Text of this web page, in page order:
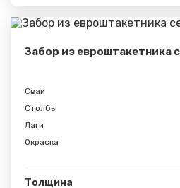
Забор из евроштакетника
Сваи
Столбы
Лаги
Окраска
Толщина